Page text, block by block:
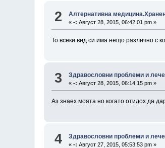
2 Алтернативна
«-: Август 28, 2015, 06:42:01 pm »
То всеки вид си има нещо различно с
3 Здравословни проблеми и
«-: Август 28, 2015, 06:14:15 pm »
Аз знаех моята но когато отидох да
4 Здравословни проблеми и
«-: Август 27, 2015, 05:53:53 pm »